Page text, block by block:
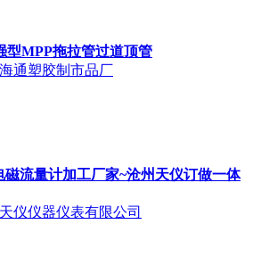
型MPP拖拉管过道顶管
通塑胶制市品厂
流量计加工厂家~沧州天仪订做一体
仪仪器仪表有限公司